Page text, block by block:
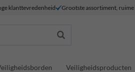
klanttevredenheid Grootste assortiment,
Veiligheidsproducten